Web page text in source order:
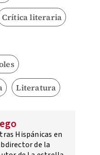
Crítica literaria
Literatura
Hispánicas en
de la